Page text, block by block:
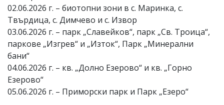
02.06.2026 г. – биотопни зони в с. Маринка, с.
Твърдица, с. Димчево и с. Извор
03.06.2026 г. – парк „Славейков“, парк „Св. Троица“,
паркове „Изгрев“ и „Изток“, Парк „Минерални
бани“
04.06.2026 г. – кв. „Долно Езерово“ и кв. „Горно
Езерово“
05.06.2026 г. – Приморски парк и Парк „Езеро“